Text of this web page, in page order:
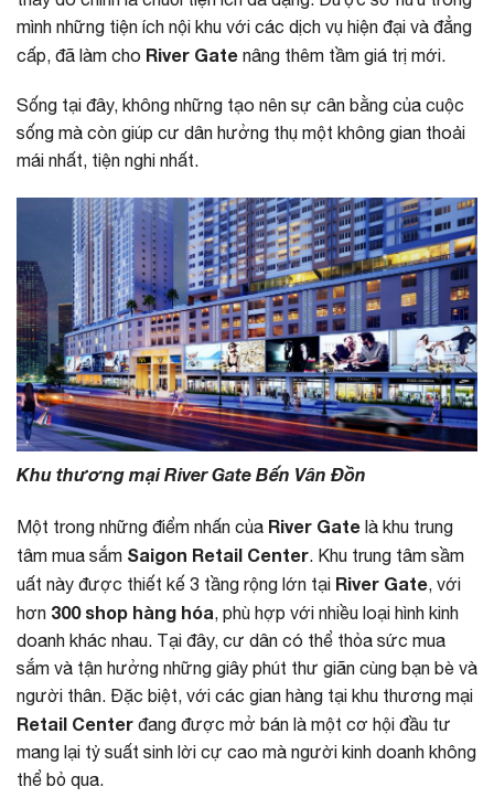
mình những tiện ích nội khu với các dịch vụ hiện đại và đẳng
cấp, đã làm cho River Gate nâng thêm tầm giá trị mới.
Sống tại đây, không những tạo nên sự cân bằng của cuộc
sống mà còn giúp cư dân hưởng thụ một không gian thoải
mái nhất, tiện nghi nhất.
Khu thương mại River Gate Bến Vân Đồn
Một trong những điểm nhấn của River Gate là khu trung
tâm mua sắm Saigon Retail Center. Khu trung tâm sầm
uất này được thiết kế 3 tầng rộng lớn tại River Gate, với
hơn 300 shop hàng hóa, phù hợp với nhiều loại hình kinh
doanh khác nhau. Tại đây, cư dân có thể thỏa sức mua
sắm và tận hưởng những giây phút thư giãn cùng bạn bè và
người thân. Đặc biệt, với các gian hàng tại khu thương mại
Retail Center đang được mở bán là một cơ hội đầu tư
mang lại tỷ suất sinh lời cự cao mà người kinh doanh không
thể bỏ qua.